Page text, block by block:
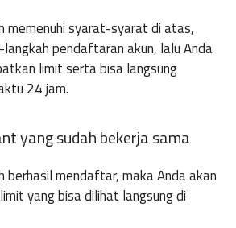
memenuhi syarat-syarat di atas,
pendaftaran akun, lalu Anda
limit serta bisa langsung
24 jam.
yang sudah bekerja sama
berhasil mendaftar, maka Anda akan
yang bisa dilihat langsung di